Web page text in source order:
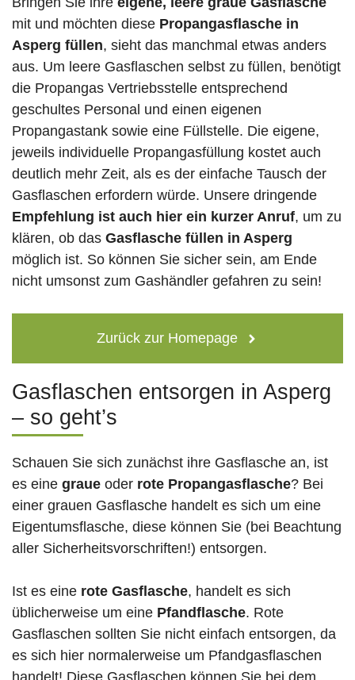
mit und möchten diese Propangasflasche in
Asperg füllen, sieht das manchmal etwas anders
aus. Um leere Gasflaschen selbst zu füllen, benötigt
die Propangas Vertriebsstelle entsprechend
geschultes Personal und einen eigenen
Propangastank sowie eine Füllstelle. Die eigene,
jeweils individuelle Propangasfüllung kostet auch
deutlich mehr Zeit, als es der einfache Tausch der
Gasflaschen erfordern würde. Unsere dringende
Empfehlung ist auch hier ein kurzer Anruf, um zu
klären, ob das Gasflasche füllen in Asperg
möglich ist. So können Sie sicher sein, am Ende
nicht umsonst zum Gashändler gefahren zu sein!
Zurück zur Homepage
Gasflaschen entsorgen in Asperg
– so geht’s
Schauen Sie sich zunächst ihre Gasflasche an, ist
es eine graue oder rote Propangasflasche? Bei
einer grauen Gasflasche handelt es sich um eine
Eigentumsflasche, diese können Sie (bei Beachtung
aller Sicherheitsvorschriften!) entsorgen.
Ist es eine rote Gasflasche, handelt es sich
üblicherweise um eine Pfandflasche. Rote
Gasflaschen sollten Sie nicht einfach entsorgen, da
es sich hier normalerweise um Pfandgasflaschen